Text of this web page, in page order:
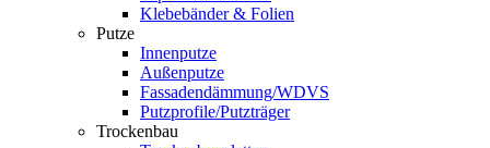
Klebebänder & Folien
Putze
Innenputze
Außenputze
Fassadendämmung/WDVS
Putzprofile/Putzträger
Trockenbau